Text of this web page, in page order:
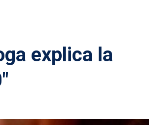
explica la